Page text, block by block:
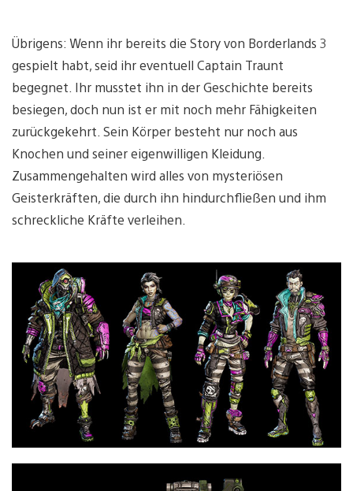
Übrigens: Wenn ihr bereits die Story von Borderlands 3
gespielt habt, seid ihr eventuell Captain Traunt
begegnet. Ihr musstet ihn in der Geschichte bereits
besiegen, doch nun ist er mit noch mehr Fähigkeiten
zurückgekehrt. Sein Körper besteht nur noch aus
Knochen und seiner eigenwilligen Kleidung.
Zusammengehalten wird alles von mysteriösen
Geisterkräften, die durch ihn hindurchfließen und ihm
schreckliche Kräfte verleihen.